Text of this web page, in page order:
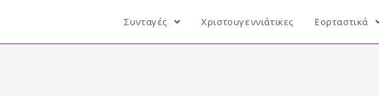
Συνταγές Χριστουγεννιάτικες Εορταστικά